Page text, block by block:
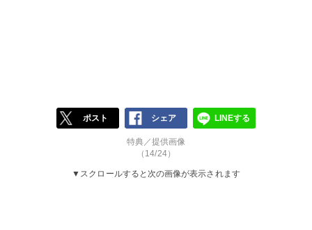
ポスト シェア LINEする
特典／提供画像
（14/24）
▼スクロールすると次の画像が表示されます